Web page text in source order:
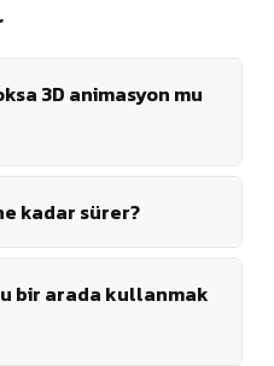
3D animasyon mu
kadar sürer?
bir arada kullanmak